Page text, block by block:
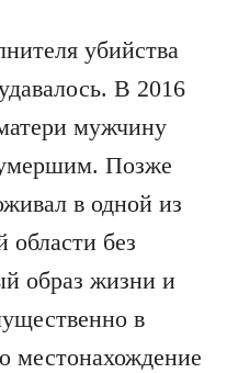
убийства
В 2016
мужчину
Позже
в одной из
области без
образ жизни и
в
местонахождение